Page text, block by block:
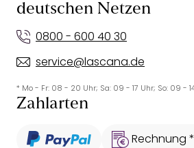
deutschen Netzen
0800 - 600 40 30
service@lascana.de
* Mo - Fr: 08 - 20 Uhr; Sa: 09 - 17 Uhr; So: 09 -
Zahlarten
Rechnung